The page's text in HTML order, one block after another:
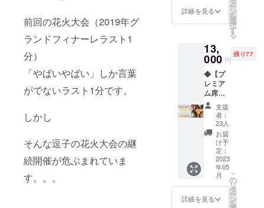
前回の花火大会（2019年グ
ランドフィナーレラスト1
分）
「やばいやばい」しか言葉
がでないラスト1分です。
しかし
そんな逗子の花火大会の継
続開催が危ぶまれていま
す。。。
フルー
ツ同
クマの
品種に
よって
味の濃
淡があ
りま
す。 数
あるル
クマパ
ウダー
の中か
ら、味
が最も
濃厚な
ものを
選び直
輸入し
ていま
くる
み・大
材料及
び添加
物等の
食品表
示はお
届け商
品のラ
ベルに
表記さ
れま
す」 ※
画像は
イメー
ジで
す。 ※
光を避
120×12
0×40）
のデザ
り株の
さくら
の絵で
お世話
になり
ました
林 晃久
氏にお
願いし
まし
た。 ※
画像は
イメー
ジで
す。 ※
限：発
ンの使
31日ま
でとさ
せて頂
きま
す。
流れ、
ご連絡
致しま
す。 ※
花火中
止の場
合※
『【API
E】ルク
マ茶の
ギフト
セッ
ト』を
ご自宅
へお送
りいた
しま
す。
冨士屋
牛肉店
冨士屋
は、最
高級の
黒毛和
牛であ
る葉山
牛、松
阪牛の
正規販
売店で
す。 お
中元や
お歳暮
のギフ
トにも
使える
カタロ
グギフ
詳細を見る ー
ン
を
選
択
す
る
13,
000 円
残り77
◆【プ
レミア
ム席】
オード
ブル&ド
リンク
セット
限定100
がよく
見える
場所に
指定席
をご用
支援
者：
23人
お届
け予
定：
2023
年05
月
詳細を見る
こ
の
リ
タ
ー
ン
を